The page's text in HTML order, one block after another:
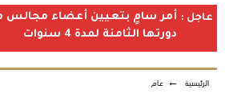
عاجل : أمر سامٍ بتعيين أعضاء مجالس
دورتها الثامنة لمدة 4 سنوات
الرئيسية ← عام